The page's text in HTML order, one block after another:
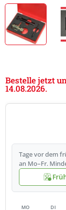
Bestelle jetzt
14.08.2026.
Tage vor dem
an Mo–Fr.
MO DI